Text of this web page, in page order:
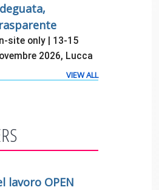
site only | 13-15
2026, Lucca
VIEW ALL
lavoro OPEN